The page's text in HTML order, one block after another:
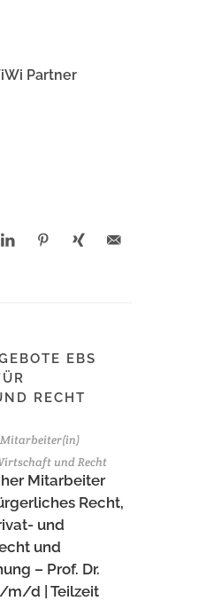
Partner
EBS
RECHT
und Recht
Mitarbeiter
Recht,
und
und
– Prof. Dr.
m/d | Teilzeit